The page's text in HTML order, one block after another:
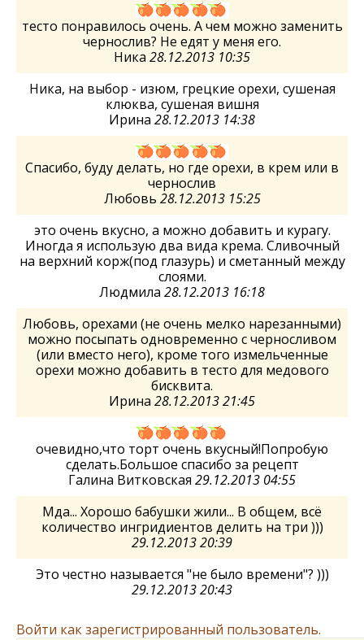
тесто понравилось очень. А чем можно заменить
чернослив? Не едят у меня его.
Ника 28.12.2013 10:35
Ника, на выбор - изюм, грецкие орехи, сушеная
клюква, сушеная вишня
Ирина 28.12.2013 14:38
Спасибо, буду делать, но где орехи, в крем или в
чернослив
Любовь 28.12.2013 15:25
это очень вкусно, а можно добавить и курагу.
Иногда я использую два вида крема. Сливочный
на верхний корж(под глазурь) и сметанный между
слоями.
Людмила 28.12.2013 16:18
Любовь, орехами (не очень мелко нарезанными)
можно посыпать одновременно с черносливом
(или вместо него), кроме того измельченные
орехи можно добавить в тесто для медового
бисквита.
Ирина 28.12.2013 21:45
очевидно,что торт очень вкусный!Попробую
сделать.Большое спасибо за рецепт
Галина Витковская 29.12.2013 04:55
Мда... Хорошо бабушки жили... В общем, всё
количество ингридиентов делить на три )))
29.12.2013 20:39
Это честно называется "не было времени"? )))
29.12.2013 20:43
Войти как зарегистрированный пользователь.